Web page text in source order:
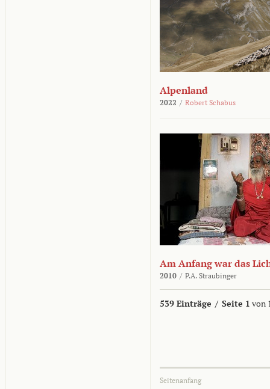
Alpenland
2022 / Robert Schabus
Am Anfang war das
2010 / P.A. Straubinger
539 Einträge / Seite 1 von
Seitenanfang